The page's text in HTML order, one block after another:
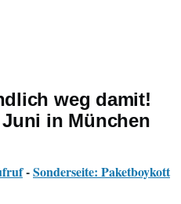
weg damit!
in München
-Sonderseite: Paketboykott